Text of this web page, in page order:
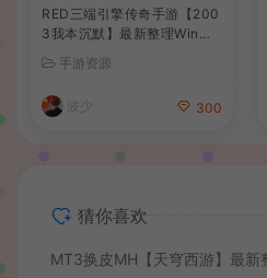
RED三端引擎传奇手游【200
3我本沉默】最新整理Win系
服务端+安卓苹果PC三端+详
细搭建教程
手游资源
波少 300
猜你喜欢